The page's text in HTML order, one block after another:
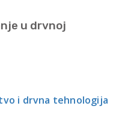
u drvnoj
i drvna tehnologija